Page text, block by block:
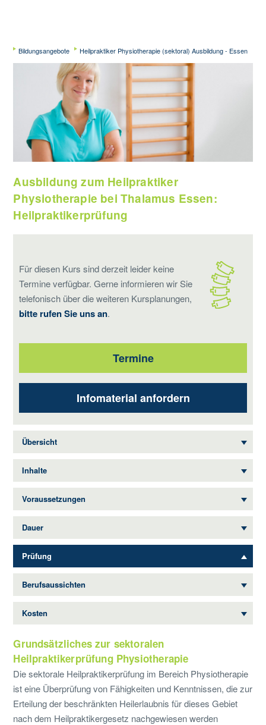
Bildungsangebote Heilpraktiker Physiotherapie (sektoral) Ausbildung - Essen
Ausbildung zum Heilpraktiker
Physiotherapie bei Thalamus Essen:
Heilpraktikerprüfung
Für diesen Kurs sind derzeit leider keine
Termine verfügbar. Gerne informieren wir Sie
telefonisch über die weiteren Kursplanungen,
bitte rufen Sie uns an.
Termine
Infomaterial anfordern
Übersicht
Inhalte
Voraussetzungen
Dauer
Prüfung
Berufsaussichten
Kosten
Grundsätzliches zur sektoralen
Heilpraktikerprüfung Physiotherapie
Die sektorale Heilpraktikerprüfung im Bereich Physiotherapie
ist eine Überprüfung von Fähigkeiten und Kenntnissen, die zur
Erteilung der beschränkten Heilerlaubnis für dieses Gebiet
nach dem Heilpraktikergesetz nachgewiesen werden